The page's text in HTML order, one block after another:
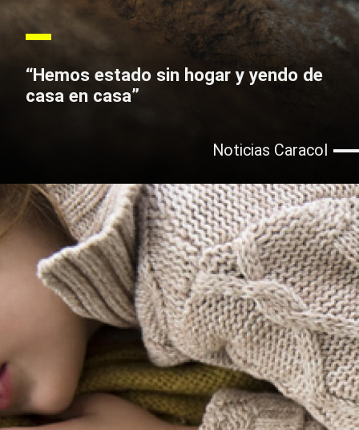
“Hemos estado sin hogar y yendo de
casa en casa”
Noticias Caracol